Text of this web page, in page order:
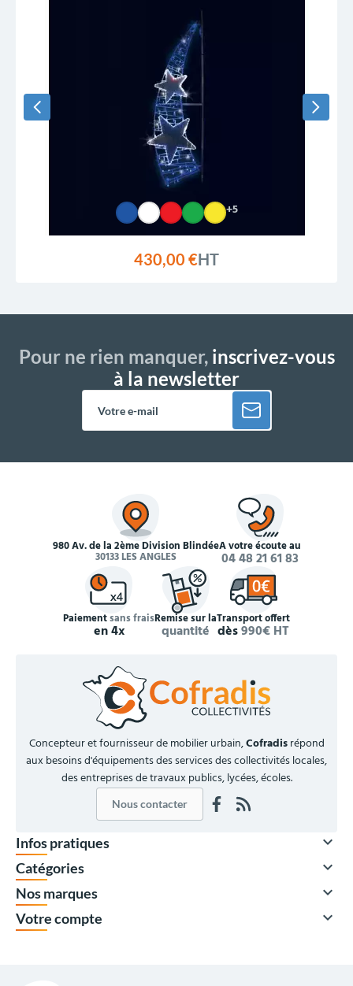
+5
430,00 €HT
Pour ne rien manquer,inscrivez-vous
à la newsletter
980 Av. de la 2ème Division Blindée
30133 LES ANGLES
À votre écoute au
04 48 21 61 83
Paiementsans frais
en 4x
Remise sur la
quantité
Transport offert
dès990€ HT
Concepteur et fournisseur de mobilier urbain,Cofradisrépond
aux besoins d'équipements des services des collectivités locales,
des entreprises de travaux publics, lycées, écoles.
Nous contacter
Infos pratiques 
Catégories 
Nos marques 
Votre compte 